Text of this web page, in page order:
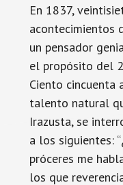
En 1837,
acontecimientos
un pensador
el propósito del
Ciento cincuenta
talento natural
Irazusta, se
a los siguientes:
próceres me
los que